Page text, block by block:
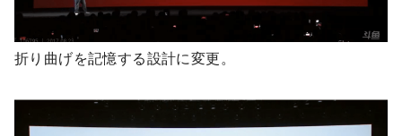
折り曲げを記憶する設計に変更。